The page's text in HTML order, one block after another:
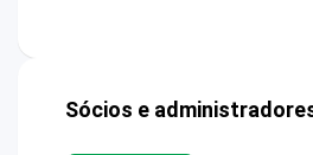
Sócios e